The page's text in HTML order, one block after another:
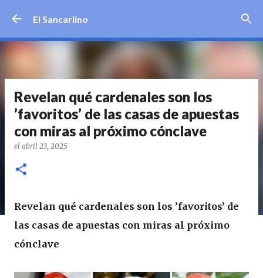
El Sancarlino
Revelan qué cardenales son los
’favoritos’ de las casas de apuestas
con miras al próximo cónclave
el abril 23, 2025
Revelan qué cardenales son los ’favoritos’ de
las casas de apuestas con miras al próximo
cónclave